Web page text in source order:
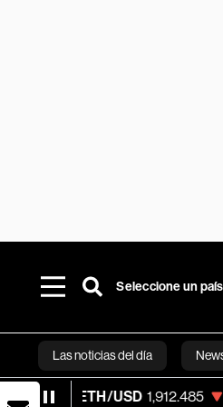
Seleccione un país
Las noticias del día
ETH/USD 1,912.485 -0.17%